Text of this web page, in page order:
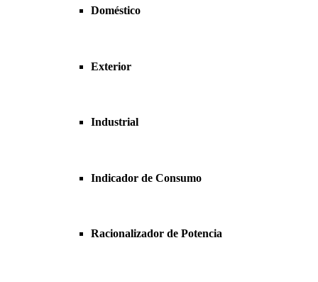
Doméstico
Exterior
Industrial
Indicador de Consumo
Racionalizador de Potencia